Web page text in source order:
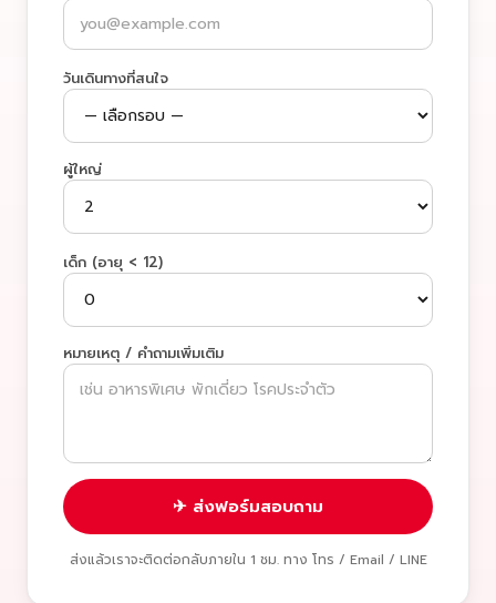
วันเดินทางที่สนใจ
ผู้ใหญ่
เด็ก (อายุ < 12)
หมายเหตุ / คำถามเพิ่มเติม
✈ ส่งฟอร์มสอบถาม
ส่งแล้วเราจะติดต่อกลับภายใน 1 ชม. ทาง โทร / Email / LINE